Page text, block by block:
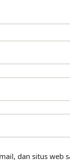
dan situs web